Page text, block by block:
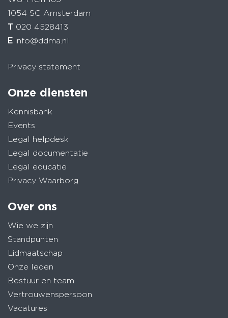
1054 SC Amsterdam
T 020 4528413
E info@ddma.nl
Privacy statement
Onze diensten
Kennisbank
Events
Legal helpdesk
Legal documentatie
Legal educatie
Privacy Waarborg
Over ons
Wie we zijn
Standpunten
Lidmaatschap
Onze leden
Bestuur en team
Vertrouwenspersoon
Vacatures